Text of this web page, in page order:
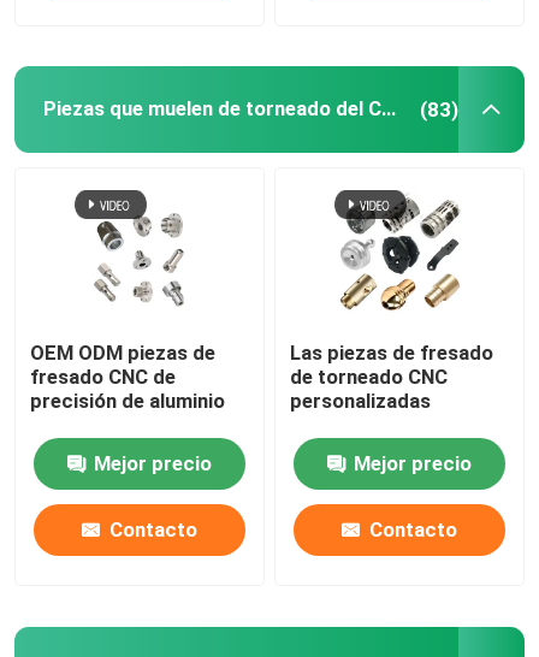
Piezas que muelen de torneado del CNC (83)
OEM ODM piezas de
fresado CNC de
precisión de aluminio
Mejor precio
Contacto
Las piezas de fresado
de torneado CNC
personalizadas
Mejor precio
Contacto